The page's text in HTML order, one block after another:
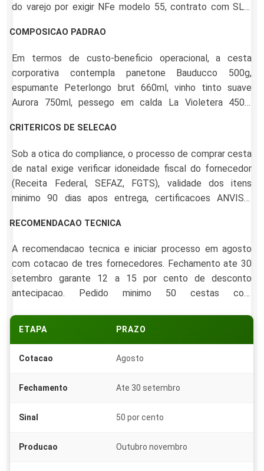
do varejo por exigir NFe modelo 55, contrato com SLA,
entrega centralizada ou porta a porta para volumes acima
COMPOSICAO PADRAO
Em termos de custo-beneficio operacional, a cesta
corporativa contempla panetone Bauducco 500g,
espumante Peterlongo brut 660ml, vinho tinto suave
Aurora 750ml, pessego em calda La Violetera 450g,
biscoito amanteigado Bauducco 400g, castanha do Para
Embalagem decorada com cartao personalizado.
CRITERICOS DE SELECAO
Sob a otica do compliance, o processo de comprar cesta
de natal exige verificar idoneidade fiscal do fornecedor
(Receita Federal, SEFAZ, FGTS), validade dos itens
minimo 90 dias apos entrega, certificacoes ANVISA,
Reputacao em sites como Reclame Aqui e referencia
RECOMENDACAO TECNICA
A recomendacao tecnica e iniciar processo em agosto
com cotacao de tres fornecedores. Fechamento ate 30
setembro garante 12 a 15 por cento de desconto
antecipacao. Pedido minimo 50 cestas com
ETAPA PRAZO
Cotacao Agosto
Fechamento Ate 30 setembro
Sinal 50 por cento
Producao Outubro novembro